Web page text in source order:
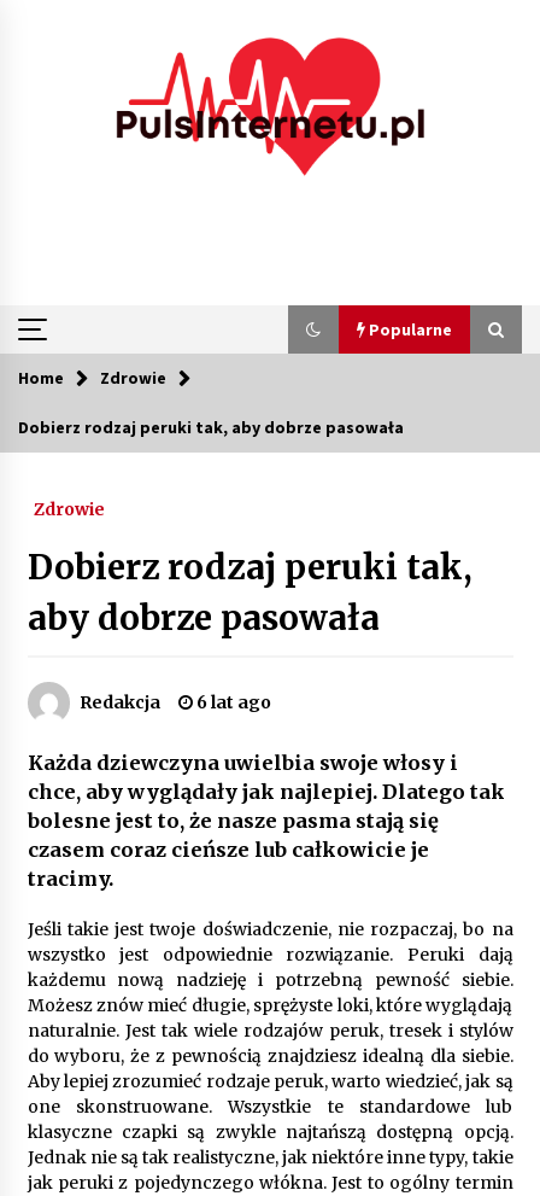
Popularne
Popularne
Poczucie bezpieczeństwa a jasne zasady pracy.
4 miesiące ago
zamontować radio 2DIN i uchwyty na kubki
4 miesiące ago
Piece do pizzy – jak wybrać między piecem na
drewno, gaz i prąd
8 miesięcy ago
– nowoczesne rozwiązanie dla logistyki
9 miesięcy ago
Filtrowanie chłodziwa w procesach obróbki
skrawaniem – wpływ na żywotność narzędzi i
jakość detali
9 miesięcy ago
Automatyzacja zbierania informacji zwrotnych
– oszczędność czasu dzięki recom system
9 miesięcy ago
Home Zdrowie
Dobierz rodzaj peruki tak, aby dobrze pasowała
Zdrowie
Dobierz rodzaj peruki tak,
aby dobrze pasowała
Redakcja 6 lat ago
Każda dziewczyna uwielbia swoje włosy i
chce, aby wyglądały jak najlepiej. Dlatego tak
bolesne jest to, że nasze pasma stają się
czasem coraz cieńsze lub całkowicie je
tracimy.
Jeśli takie jest twoje doświadczenie, nie rozpaczaj, bo na
wszystko jest odpowiednie rozwiązanie. Peruki dają
każdemu nową nadzieję i potrzebną pewność siebie.
Możesz znów mieć długie, sprężyste loki, które wyglądają
naturalnie. Jest tak wiele rodzajów peruk, tresek i stylów
do wyboru, że z pewnością znajdziesz idealną dla siebie.
Aby lepiej zrozumieć rodzaje peruk, warto wiedzieć, jak są
one skonstruowane. Wszystkie te standardowe lub
klasyczne czapki są zwykle najtańszą dostępną opcją.
Jednak nie są tak realistyczne, jak niektóre inne typy, takie
jak peruki z pojedynczego włókna. Jest to ogólny termin